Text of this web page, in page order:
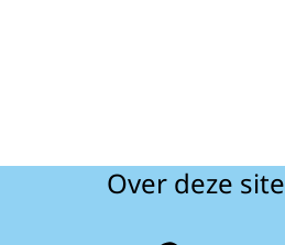
Over deze site